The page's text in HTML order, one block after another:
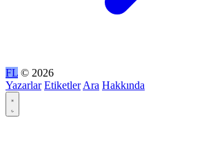
FL © 2026
Yazarlar Etiketler Ara Hakkında